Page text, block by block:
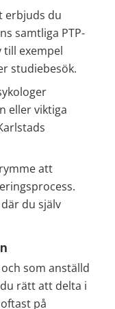
erbjuds du
samtliga PTP-
till exempel
studiebesök.
eller viktiga
att
du själv
som anställd
rätt att delta i
på